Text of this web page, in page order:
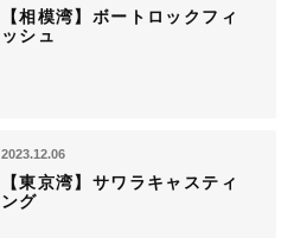
【相模湾】ボートロックフィ
ッシュ
2023.12.06
【東京湾】サワラキャスティ
ング